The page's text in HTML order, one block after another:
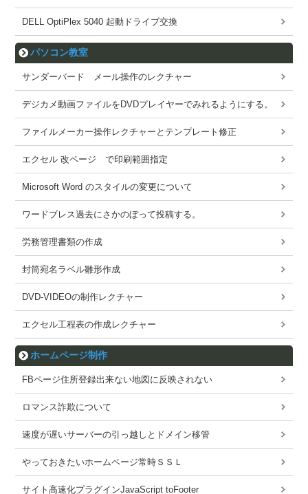
DELL OptiPlex 5040 起動ドライブ交換
パソコン教室
サンダーバード メール操作のレクチャー
デジカメ動画ファイルをDVDプレイヤーでみれるようにする。
ファイルメーカー操作レクチャーとテンプレート修正
エクセル 改ページ で印刷範囲指定
Microsoft Word のスタイルの変更について
ワードブレス過去にさかのぼって投稿する。
労務管理書類の作成
封筒宛名ラベル雛形作成
DVD-VIDEOの制作レクチャー
エクセル工程表の作成レクチャー
ホームページ制作
FBページ住所登録出来ない地図に反映されない
ロマンス詐欺について
速度が遅いサーバーの引っ越しとドメイン移管
やっておきたいホームページ常時ＳＳＬ
サイト高速化プラグインJavaScript toFooter